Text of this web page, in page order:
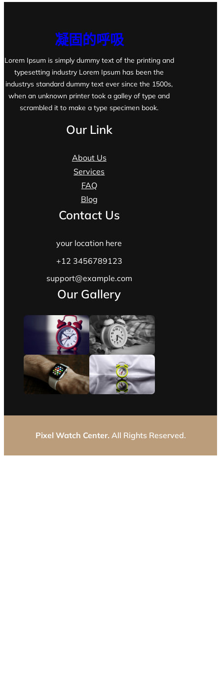
凝固的呼吸
Lorem Ipsum is simply dummy text of the printing and
typesetting industry Lorem Ipsum has been the
industrys standard dummy text ever since the 1500s,
when an unknown printer took a galley of type and
scrambled it to make a type specimen book.
Our Link
About Us
Services
FAQ
Blog
Contact Us
your location here
+12 3456789123
support@example.com
Our Gallery
Pixel Watch Center. All Rights Reserved.